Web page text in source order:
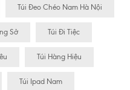
Túi Đeo Chéo Nam Hà Nội
Sở Túi Đi Tiệc
Túi Hàng Hiệu
Túi Ipad Nam